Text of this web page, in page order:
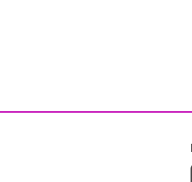
ao Facebook da
ao Instagram